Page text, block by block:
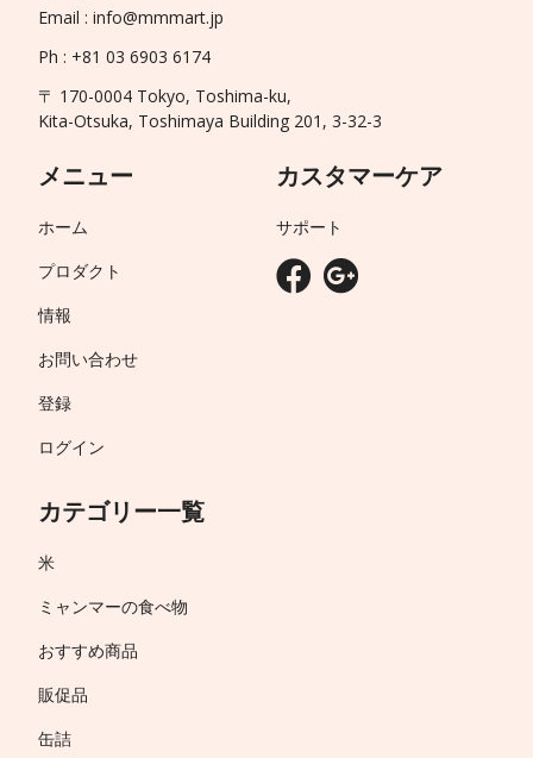
Email : info@mmmart.jp
Ph : +81 03 6903 6174
〒 170-0004 Tokyo, Toshima-ku,
Kita-Otsuka, Toshimaya Building 201, 3-32-3
メニュー
ホーム
プロダクト
情報
お問い合わせ
登録
ログイン
カテゴリー一覧
米
ミャンマーの食べ物
おすすめ商品
販促品
缶詰
カスタマーケア
サポート